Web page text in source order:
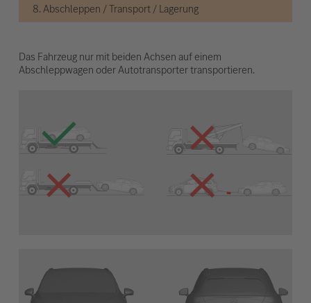
8. Abschleppen / Transport / Lagerung
Das Fahrzeug nur mit beiden Achsen auf einem
Abschleppwagen oder Autotransporter transportieren.